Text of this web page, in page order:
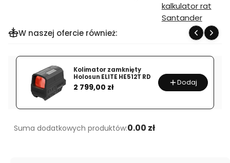
W naszej ofercie również:
Kolimator zamknięty
Holosun ELITE HE512T RD
Cena
2 799,00 zł Dodaj
Suma dodatkowych produktów:0.00 zł